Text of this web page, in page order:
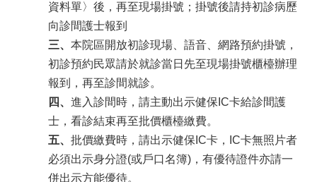
資料單〉後，再至現場掛號；掛號後請持初診病歷
向診間護士報到
三、 本院區開放初診現場、語音、網路預約掛號，
初診預約民眾請於就診當日先至現場掛號櫃檯辦理
報到，再至診間就診。
四、 進入診間時，請主動出示健保IC卡給診間護
士，看診結束再至批價櫃檯繳費。
五、 批價繳費時，請出示健保IC卡，IC卡無照片者
必須出示身分證(或戶口名簿)，有優待證件亦請一
併出示方能優待。